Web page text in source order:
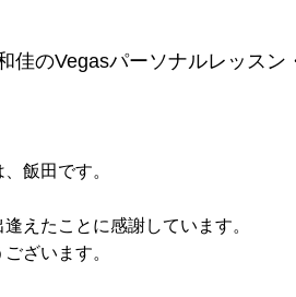
和佳のVegasパーソナルレッス
飯田です。
えたことに感謝しています。
ざいます。